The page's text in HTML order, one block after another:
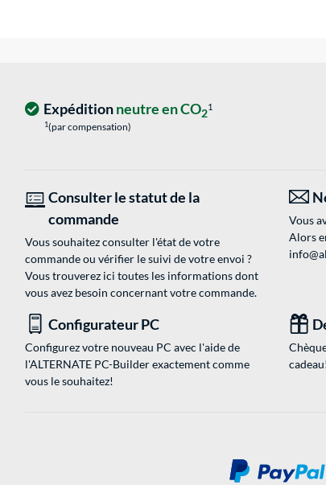
Expéditionneutre en CO21
1(par compensation)
Consulter le statut de la
commande
Vous souhaitez consulter l'état de votre
commande ou vérifier le suivi de votre envoi ?
Vous trouverez ici toutes les informations dont
vous avez besoin concernant votre commande.
Vous
Alors
Configurateur PC
Configurez votre nouveau PC avec l'aide de
l'ALTERNATE PC-Builder exactement comme
vous le souhaitez!
cadeau!